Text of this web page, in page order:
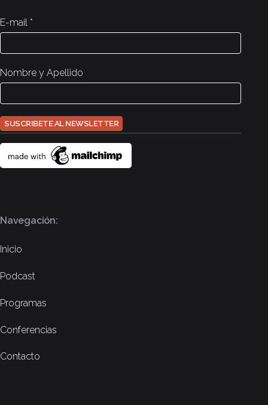
E-mail *
Nombre y Apellido
Navegación:
Inicio
Podcast
Programas
Conferencias
Contacto